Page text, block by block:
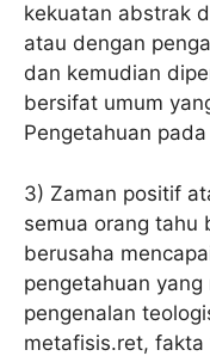
kekuatan abstrak
atau dengan
dan kemudian
bersifat umum
Pengetahuan
3) Zaman positif
semua orang tahu
berusaha
pengetahuan
pengenalan
metafisis.ret,